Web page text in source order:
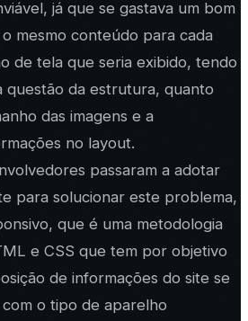
já que se gastava um bom
mesmo conteúdo para cada
de tela que seria exibido, tendo
da estrutura, quanto
das imagens e a
no layout.
passaram a adotar
para solucionar este problema,
que é uma metodologia
e CSS que tem por objetivo
de informações do site se
o tipo de aparelho